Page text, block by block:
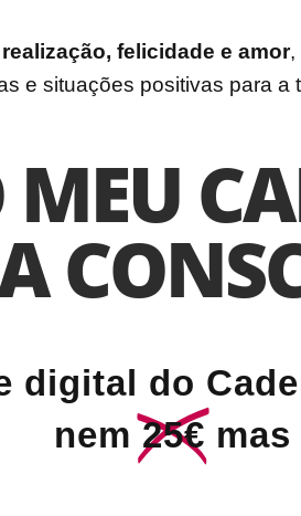
realização, felicidade e amor,
e situações positivas para a
MEU
digital do
nem25€